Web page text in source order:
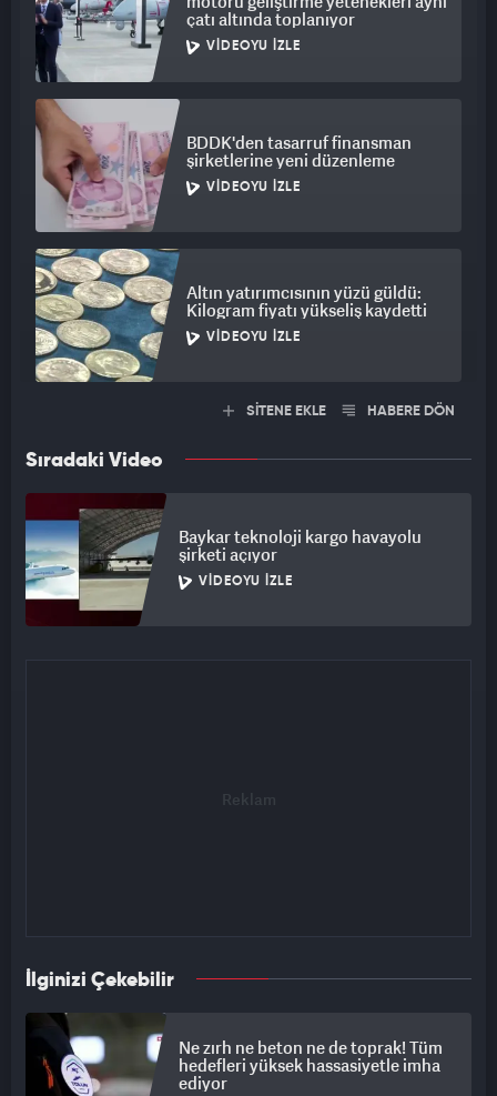
çatı altında toplanıyor
VIDEOYU İZLE
BDDK'den tasarruf finansman
şirketlerine yeni düzenleme
VIDEOYU İZLE
Altın yatırımcısının yüzü güldü:
Kilogram fiyatı yükseliş kaydetti
VIDEOYU İZLE
SİTENE EKLE HABERE DÖN
Sıradaki Video
Baykar teknoloji kargo havayolu
şirketi açıyor
VIDEOYU İZLE
İlginizi Çekebilir
Ne zırh ne beton ne de toprak! Tüm
hedefleri yüksek hassasiyetle imha
ediyor